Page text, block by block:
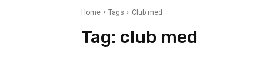
Home Tags Club med
Tag: club med